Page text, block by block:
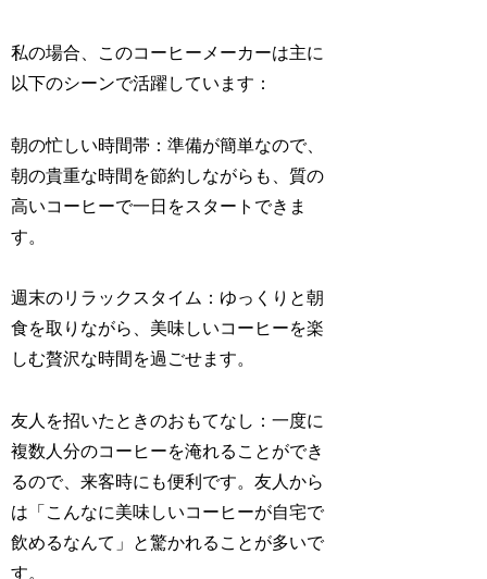
私の場合、このコーヒーメーカーは主に
以下のシーンで活躍しています：
朝の忙しい時間帯：準備が簡単なので、
朝の貴重な時間を節約しながらも、質の
高いコーヒーで一日をスタートできま
す。
週末のリラックスタイム：ゆっくりと朝
食を取りながら、美味しいコーヒーを楽
しむ贅沢な時間を過ごせます。
友人を招いたときのおもてなし：一度に
複数人分のコーヒーを淹れることができ
るので、来客時にも便利です。友人から
は「こんなに美味しいコーヒーが自宅で
飲めるなんて」と驚かれることが多いで
す。